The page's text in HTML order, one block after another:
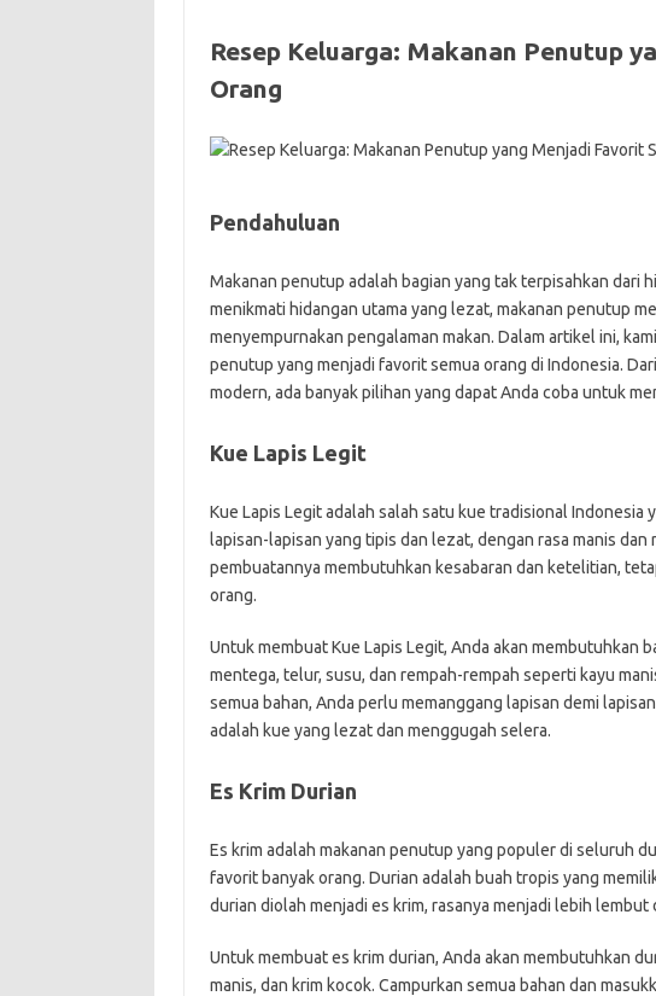
Resep Keluarga: Makanan Penutup
Orang
Pendahuluan
Makanan penutup adalah bagian yang tak terpisahkan dari
menikmati hidangan utama yang lezat, makanan penutup
menyempurnakan pengalaman makan. Dalam artikel ini,
penutup yang menjadi favorit semua orang di Indonesia.
modern, ada banyak pilihan yang dapat Anda coba untuk
Kue Lapis Legit
Kue Lapis Legit adalah salah satu kue tradisional Indonesia
lapisan-lapisan yang tipis dan lezat, dengan rasa manis dan
pembuatannya membutuhkan kesabaran dan ketelitian,
orang.
Untuk membuat Kue Lapis Legit, Anda akan membutuhkan
mentega, telur, susu, dan rempah-rempah seperti kayu
semua bahan, Anda perlu memanggang lapisan demi
adalah kue yang lezat dan menggugah selera.
Es Krim Durian
Es krim adalah makanan penutup yang populer di seluruh
favorit banyak orang. Durian adalah buah tropis yang
durian diolah menjadi es krim, rasanya menjadi lebih lembut
Untuk membuat es krim durian, Anda akan membutuhkan
manis, dan krim kocok. Campurkan semua bahan dan